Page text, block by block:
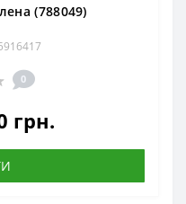
(788049)
0
грн.